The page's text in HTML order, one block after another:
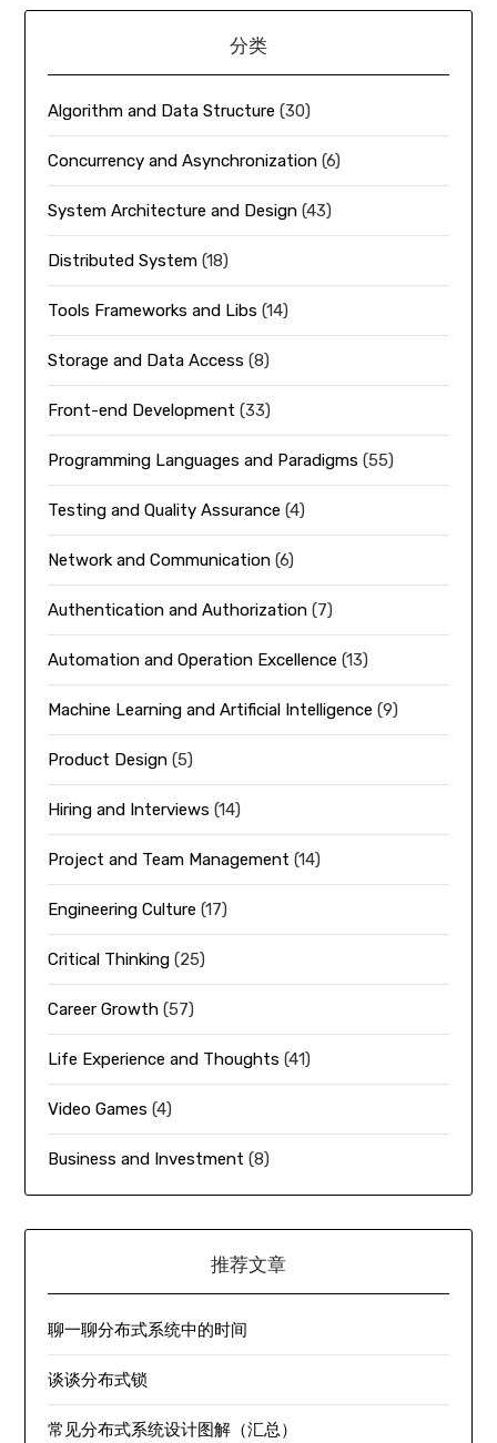
分类
Algorithm and Data Structure (30)
Concurrency and Asynchronization (6)
System Architecture and Design (43)
Distributed System (18)
Tools Frameworks and Libs (14)
Storage and Data Access (8)
Front-end Development (33)
Programming Languages and Paradigms (55)
Testing and Quality Assurance (4)
Network and Communication (6)
Authentication and Authorization (7)
Automation and Operation Excellence (13)
Machine Learning and Artificial Intelligence (9)
Product Design (5)
Hiring and Interviews (14)
Project and Team Management (14)
Engineering Culture (17)
Critical Thinking (25)
Career Growth (57)
Life Experience and Thoughts (41)
Video Games (4)
Business and Investment (8)
推荐文章
聊一聊分布式系统中的时间
谈谈分布式锁
常见分布式系统设计图解（汇总）